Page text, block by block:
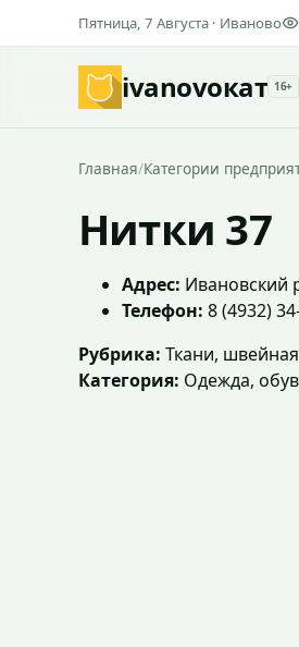
Пятница, 7 Августа · Иваново
ivanovoкат 16+
Главная/Категории
Нитки 37
Адрес: Ивановский
Телефон: 8 (4932)
Рубрика: Ткани,
Категория: Одежда,